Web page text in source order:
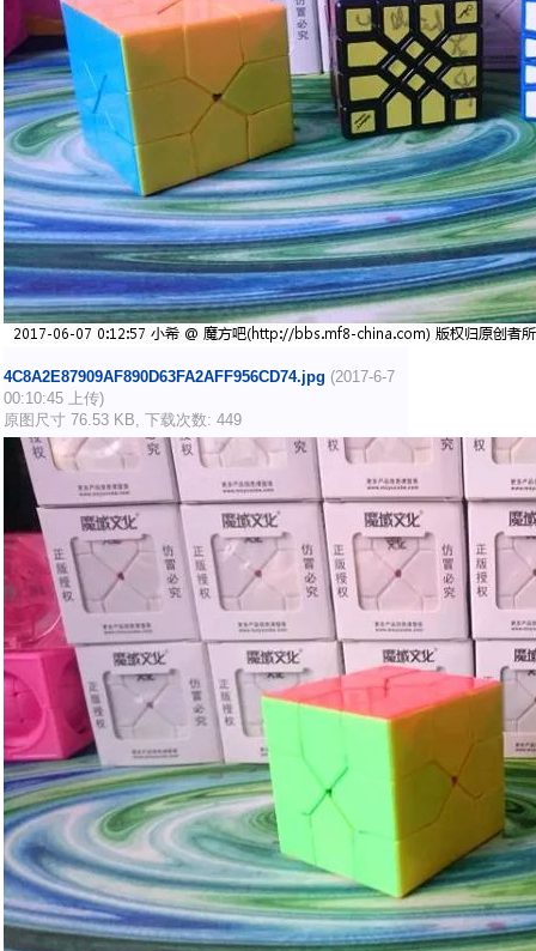
4C8A2E87909AF890D63FA2AFF956CD74.jpg (2017-6-7
00:10:45 上传)
原图尺寸 76.53 KB, 下载次数: 449